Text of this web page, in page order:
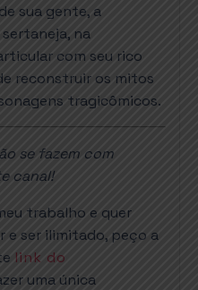
sua gente, a
na
com seu rico
reconstruir os mitos
tragicômicos.
se fazem com
canal!
trabalho e quer
e ser ilimitado, peço a
link do
uma única